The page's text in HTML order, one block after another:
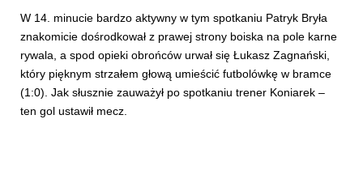
W 14. minucie bardzo aktywny w tym spotkaniu Patryk Bryła
znakomicie dośrodkował z prawej strony boiska na pole karne
rywala, a spod opieki obrońców urwał się Łukasz Zagnański,
który pięknym strzałem głową umieścić futbolówkę w bramce
(1:0). Jak słusznie zauważył po spotkaniu trener Koniarek –
ten gol ustawił mecz.